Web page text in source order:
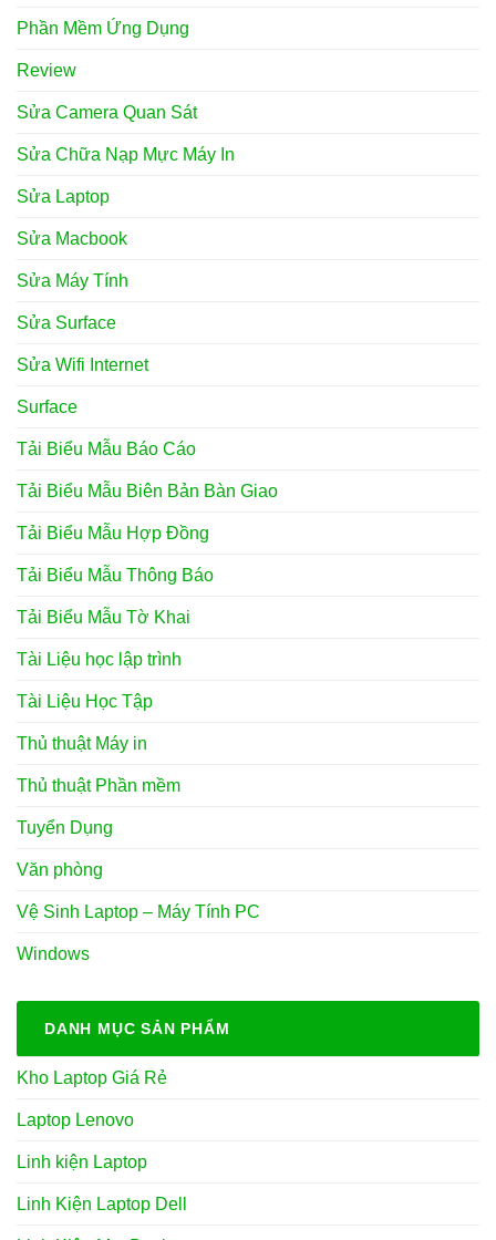
Phần Mềm Ứng Dụng
Review
Sửa Camera Quan Sát
Sửa Chữa Nạp Mực Máy In
Sửa Laptop
Sửa Macbook
Sửa Máy Tính
Sửa Surface
Sửa Wifi Internet
Surface
Tải Biểu Mẫu Báo Cáo
Tải Biểu Mẫu Biên Bản Bàn Giao
Tải Biểu Mẫu Hợp Đồng
Tải Biểu Mẫu Thông Báo
Tải Biểu Mẫu Tờ Khai
Tài Liệu học lập trình
Tài Liệu Học Tập
Thủ thuật Máy in
Thủ thuật Phần mềm
Tuyển Dụng
Văn phòng
Vệ Sinh Laptop – Máy Tính PC
Windows
DANH MỤC SẢN PHẨM
Kho Laptop Giá Rẻ
Laptop Lenovo
Linh kiện Laptop
Linh Kiện Laptop Dell